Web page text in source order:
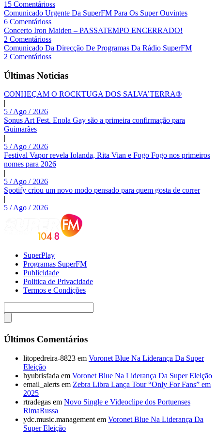
15 Comentárioss
Comunicado Urgente Da SuperFM Para Os Super Ouvintes
6 Comentárioss
Concerto Iron Maiden – PASSATEMPO ENCERRADO!
2 Comentárioss
Comunicado Da Direcção De Programas Da Rádio SuperFM
2 Comentárioss
Últimas Noticias
CONHEÇAM O ROCKTUGA DOS SALVA’TERRA®
|
5 / Ago / 2026
Sonus Art Fest. Enola Gay são a primeira confirmação para
Guimarães
|
5 / Ago / 2026
Festival Vapor revela Iolanda, Rita Vian e Fogo Fogo nos primeiros
nomes para 2026
|
5 / Ago / 2026
Spotify criou um novo modo pensado para quem gosta de correr
|
5 / Ago / 2026
SuperPlay
Programas SuperFM
Publicidade
Politica de Privacidade
Termos e Condições
Últimos Comentários
litopedreira-8823 em Voronet Blue Na Liderança Da Super
Eleição
hyubrisfada em Voronet Blue Na Liderança Da Super Eleição
email_alerts em Zebra Libra Lança Tour “Only For Fans” em
2025
rtradegas em Novo Single e Videoclipe dos Portuenses
RimaRussa
ydc.music.management em Voronet Blue Na Liderança Da
Super Eleição